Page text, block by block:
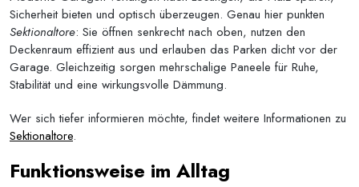
Sicherheit bieten und optisch überzeugen. Genau hier punkten
Sektionaltore: Sie öffnen senkrecht nach oben, nutzen den
Deckenraum effizient aus und erlauben das Parken dicht vor der
Garage. Gleichzeitig sorgen mehrschalige Paneele für Ruhe,
Stabilität und eine wirkungsvolle Dämmung.
Wer sich tiefer informieren möchte, findet weitere Informationen zu
Sektionaltore.
Funktionsweise im Alltag